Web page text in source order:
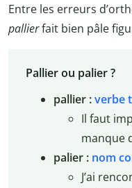
Entre les erreurs
pallierfait bien pâle
Pallier ou palier ?
pallier :verbe
Il faut
manque
palier : nom
J’ai